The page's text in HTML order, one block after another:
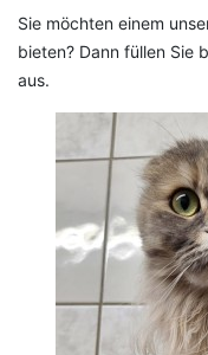
Sie möchten einem
bieten? Dann füllen Sie
aus.